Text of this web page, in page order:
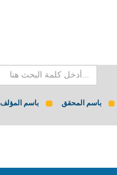
باسم المحقق
باسم المؤلف